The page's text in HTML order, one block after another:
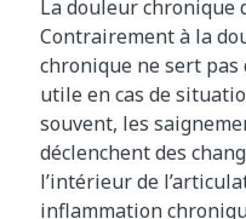
La douleur chronique
Contrairement à la
chronique ne sert pas
utile en cas de
souvent, les
déclenchent des
l’intérieur de
inflammation